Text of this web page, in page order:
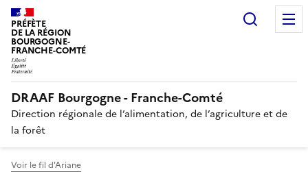
PRÉFÈTE
DE LA RÉGION
BOURGOGNE-
FRANCHE-COMTÉ
DRAAF Bourgogne - Franche-Comté
Direction régionale de l’alimentation, de l’agriculture et de
la forêt
Voir le fil d'Ariane